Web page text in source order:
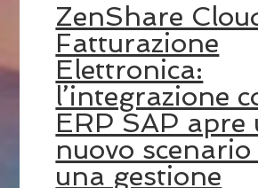
ZenShare
Fatturazione
Elettronica:
l’integrazione
ERP SAP apre
nuovo
una gestione